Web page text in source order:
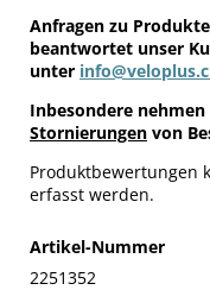
Anfragen zu
beantwortet unser
unter
Inbesondere
Stornierungen von
Produktbewertungen
erfasst werden.
Artikel-Nummer
2251352